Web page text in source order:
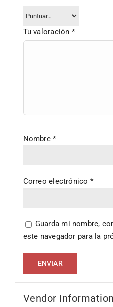
Tu valoración *
Nombre*
Correo electrónico *
Guarda mi nombre,
este navegador para la
Vendor Information